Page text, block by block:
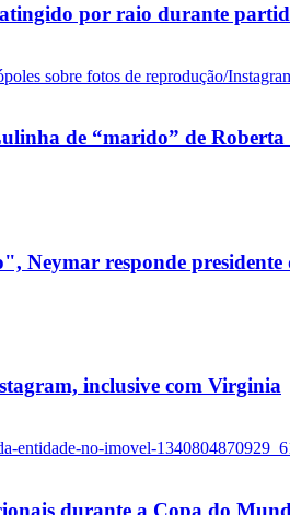
por raio durante
de “marido” de
Neymar responde presidente
inclusive com Virginia
durante a Copa do